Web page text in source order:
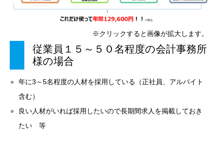
※クリックすると画像が拡大します。
従業員１５～５０名程度の会計事務所
様の場合
年に3～5名程度の人材を採用している（正社員、アルバイト
含む）
良い人材がいれば採用したいので長期間求人を掲載しておき
たい 等